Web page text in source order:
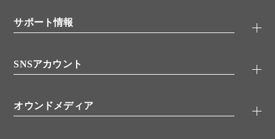
シグナル伝達
糖類／レクチン
分子生物
バイオメディカル(環境・食品)
代理店
サポート情報
アプリケーションノート
書類ダウンロード
SNSアカウント
YouTube
オウンドメディア